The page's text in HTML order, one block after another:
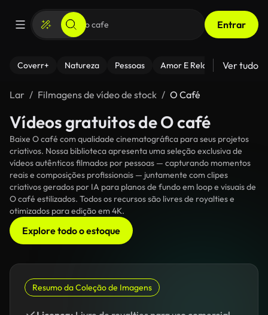
Entrar
Coverr+ Natureza Pessoas Amor E Relacionamentos
Ver tudo
Lar Filmagens de vídeo de stock O Café
Vídeos gratuitos de O café
Baixe O café com qualidade cinematográfica para seus projetos
criativos. Nossa biblioteca apresenta uma seleção exclusiva de
vídeos autênticos filmados por pessoas — capturando momentos
reais e composições profissionais — juntamente com clipes
criativos gerados por IA para planos de fundo em loop e visuais de
O café estilizados. Todos os recursos são livres de royalties e
otimizados para edição em 4K.
Explore todo o estoque
Resumo da Coleção de Imagens